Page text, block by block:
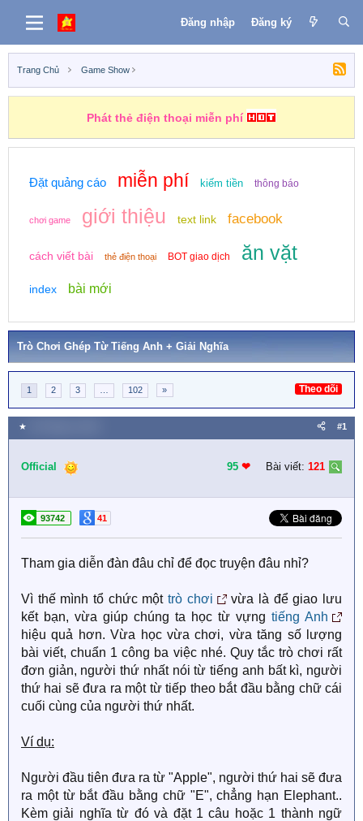
Đăng nhập Đăng ký
Trang Chủ Game Show
Phát thẻ điện thoại miễn phí
Đặt quảng cáo miễn phí kiếm tiền thông báo
chơi game giới thiệu text link facebook
cách viết bài thẻ điện thoại BOT giao dịch ăn vặt
index bài mới
Trò Chơi Ghép Từ Tiếng Anh + Giải Nghĩa
1 2 3 102 » Theo dõi
★ #1
Official 95 ❤︎ Bài viết: 121
93742 41
Tham gia diễn đàn đâu chỉ để đọc truyện đâu nhỉ?
Vì thế mình tổ chức một trò chơi
vừa là để giao lưu
kết bạn, vừa giúp chúng ta học từ vựng tiếng Anh
hiệu quả hơn. Vừa học vừa chơi, vừa tăng số lượng
bài viết, chuẩn 1 công ba việc nhé. Quy tắc trò chơi rất
đơn giản, người thứ nhất nói từ tiếng anh bất kì, người
thứ hai sẽ đưa ra một từ tiếp theo bắt đầu bằng chữ cái
cuối cùng của người thứ nhất.
Ví dụ:
Người đầu tiên đưa ra từ "Apple", người thứ hai sẽ đưa
ra một từ bắt đầu bằng chữ "E", chẳng hạn Elephant..
Kèm giải nghĩa từ đó và đặt 1 câu hoặc 1 thành ngữ